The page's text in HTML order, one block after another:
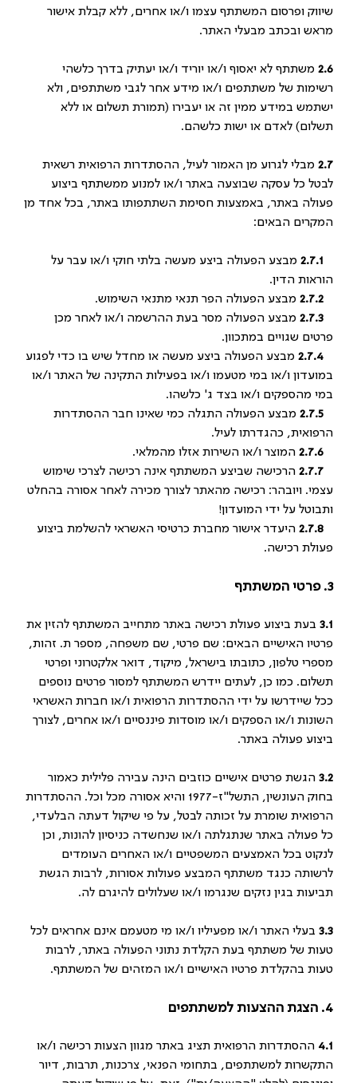
שיווק ופרסום המשתתף עצמו ו/או אחרים, ללא קבלת אישור
מראש ובכתב מבעלי האתר.
2.6 משתתף לא יאסוף ו/או יוריד ו/או יעתיק בדרך כלשהי
רשימות של משתתפים ו/או מידע אחר לגבי משתתפים, ולא
ישתמש במידע ממין זה או יעבירו (תמורת תשלום או ללא
תשלום) לאדם או ישות כלשהם.
2.7 מבלי לגרוע מן האמור לעיל, ההסתדרות הרפואית רשאית
לבטל כל עסקה שבוצעה באתר ו/או למנוע ממשתתף ביצוע
פעולה באתר, באמצעות חסימת השתתפותו באתר, בכל אחד מן
המקרים הבאים:
2.7.1 מבצע הפעולה ביצע מעשה בלתי חוקי ו/או עבר על
הוראות הדין.
מבצע הפעולה הפר תנאי מתנאי השימוש.
2.7.3 מבצע הפעולה מסר בעת ההרשמה ו/או לאחר מכן
פרטים שגויים במתכוון.
2.7.4 מבצע הפעולה ביצע מעשה או מחדל שיש בו כדי לפגוע
במועדון ו/או במי מטעמו ו/או בפעילות התקינה של האתר ו/או
במי מהספקים ו/או בצד ג' כלשהו.
2.7.5 מבצע הפעולה התגלה כמי שאינו חבר ההסתדרות
הרפואית, כהגדרתו לעיל.
2.7.6 המוצר ו/או השירות אזלו מהמלאי.
2.7.7 הרכישה שביצע המשתתף אינה רכישה לצרכי שימוש
עצמי. ויובהר: רכישה מהאתר לצורך מכירה לאחר אסורה בהחלט
ותבוטל על ידי המועדון!
2.7.8 היעדר אישור מחברת כרטיסי האשראי להשלמת ביצוע
פעולת רכישה.
3. פרטי המשתתף
3.1 בעת ביצוע פעולת רכישה באתר מתחייב המשתתף להזין את
פרטיו האישיים הבאים: שם פרטי, שם משפחה, מספר ת. זהות,
מספרי טלפון, כתובתו בישראל, מיקוד, דואר אלקטרוני ופרטי
תשלום. כמו כן, לעתים יידרש המשתתף למסור פרטים נוספים
ככל שיידרשו על ידי ההסתדרות הרפואית ו/או חברות האשראי
השונות ו/או הספקים ו/או מוסדות פיננסיים ו/או אחרים, לצורך
ביצוע פעולה באתר.
3.2 הגשת פרטים אישיים כוזבים הינה עבירה פלילית כאמור
בחוק העונשין, התשל"ז-1977 והיא אסורה מכל וכל. ההסתדרות
הרפואית שומרת על זכותה לבטל, על פי שיקול דעתה הבלעדי,
כל פעולה באתר שנתגלתה ו/או שנחשדה כניסיון להונות, וכן
לנקוט בכל האמצעים המשפטיים ו/או האחרים העומדים
לרשותה כנגד משתתף המבצע פעולות אסורות, לרבות הגשת
תביעות בגין נזקים שנגרמו ו/או שעלולים להיגרם לה.
3.3 בעלי האתר ו/או מפעיליו ו/או מי מטעמם אינם אחראים לכל
טעות של משתתף בעת הקלדת נתוני הפעולה באתר, לרבות
טעות בהקלדת פרטיו האישיים ו/או המזהים של המשתתף.
4. הצגת ההצעות למשתתפים
4.1 ההסתדרות הרפואית תציג באתר מגוון הצעות רכישה ו/או
התקשרות למשתתפים, בתחומי הפנאי, צרכנות, תרבות, דיור